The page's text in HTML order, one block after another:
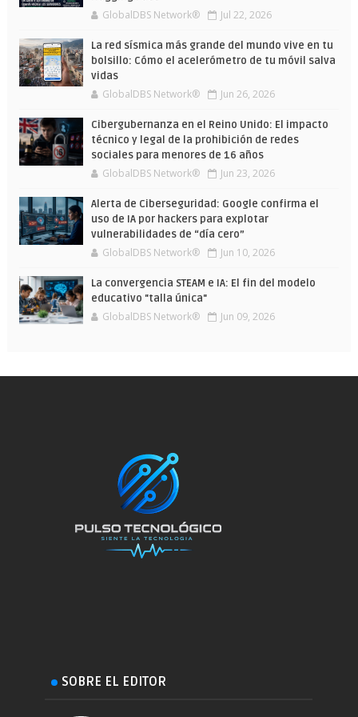
GlobalDBS Network® Jul 22, 2026
La red sísmica más grande del mundo vive en tu
bolsillo: Cómo el acelerómetro de tu móvil salva
vidas
GlobalDBS Network® Jun 26, 2026
Cibergubernanza en el Reino Unido: El impacto
técnico y legal de la prohibición de redes
sociales para menores de 16 años
GlobalDBS Network® Jun 23, 2026
Alerta de Ciberseguridad: Google confirma el
uso de IA por hackers para explotar
vulnerabilidades de “día cero”
GlobalDBS Network® Jun 10, 2026
La convergencia STEAM e IA: El fin del modelo
educativo "talla única"
GlobalDBS Network® Jun 09, 2026
SOBRE EL EDITOR